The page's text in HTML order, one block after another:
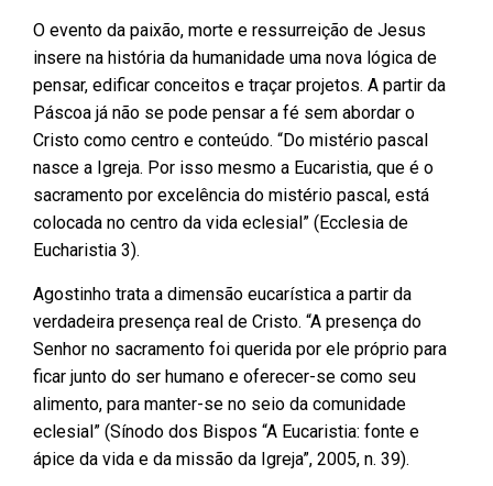
O evento da paixão, morte e ressurreição de Jesus
insere na história da humanidade uma nova lógica de
pensar, edificar conceitos e traçar projetos. A partir da
Páscoa já não se pode pensar a fé sem abordar o
Cristo como centro e conteúdo. “Do mistério pascal
nasce a Igreja. Por isso mesmo a Eucaristia, que é o
sacramento por excelência do mistério pascal, está
colocada no centro da vida eclesial” (Ecclesia de
Eucharistia 3).
Agostinho trata a dimensão eucarística a partir da
verdadeira presença real de Cristo. “A presença do
Senhor no sacramento foi querida por ele próprio para
ficar junto do ser humano e oferecer-se como seu
alimento, para manter-se no seio da comunidade
eclesial” (Sínodo dos Bispos “A Eucaristia: fonte e
ápice da vida e da missão da Igreja”, 2005, n. 39).